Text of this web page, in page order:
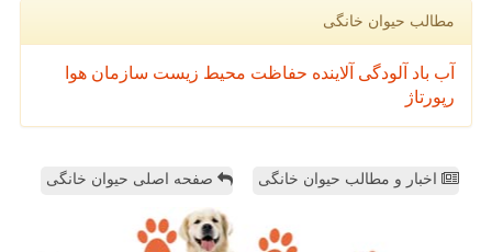
مطالب حیوان خانگی
آب باد آلودگی آلاینده حفاظت محیط زیست سازمان هوا
رپورتاژ
اخبار و مطالب حیوان خانگی صفحه اصلی حیوان خانگی